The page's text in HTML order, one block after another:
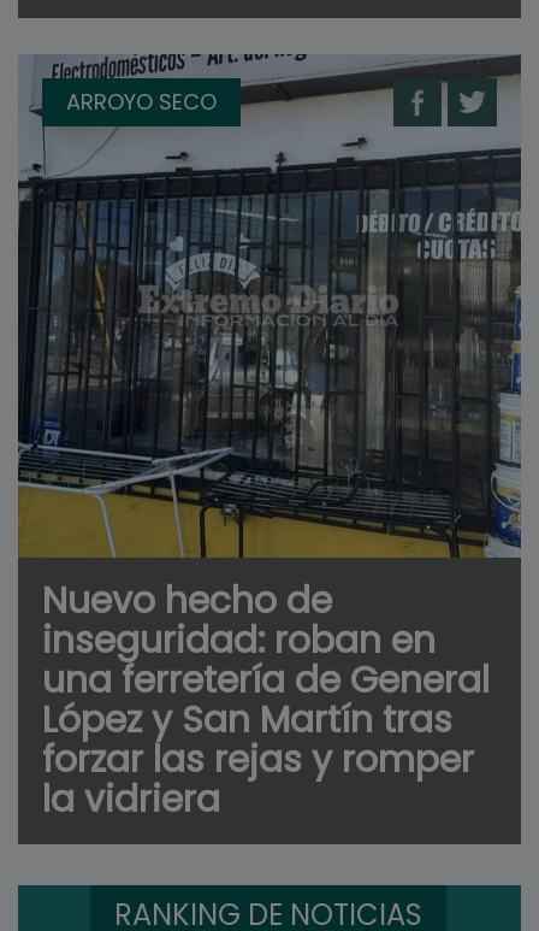
ARROYO SECO
Nuevo hecho de
inseguridad: roban en
una ferretería de General
López y San Martín tras
forzar las rejas y romper
la vidriera
RANKING DE NOTICIAS